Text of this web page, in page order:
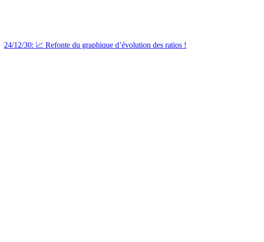
24/12/30: 📈 Refonte du graphique d’évolution des ratios !